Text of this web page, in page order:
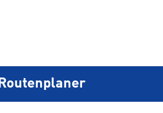
Routenplaner